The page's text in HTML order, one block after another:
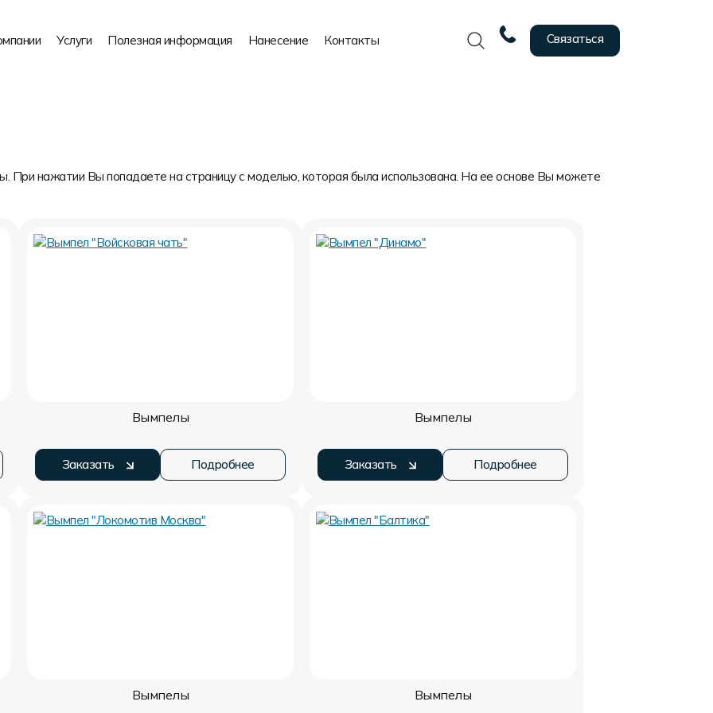
Услуги Полезная информация Нанесение Контакты Связаться
При нажатии Вы попадаете на страницу с моделью, которая была использована. На ее основе Вы можете
Вымпелы
Заказать Подробнее
Вымпелы
Заказать Подробнее
Вымпелы Вымпелы